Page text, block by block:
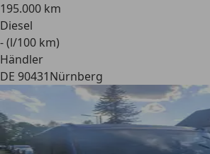
195.000 km
Diesel
- (l/100 km)
Händler
DE 90431Nürnberg